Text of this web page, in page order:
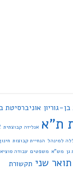
גוריון אוניברסיטת
ת"א אנליזה קבוצתית
למינהל הנחיית קבוצות
מש"א משפטים עבודה
תואר שני תקשורת